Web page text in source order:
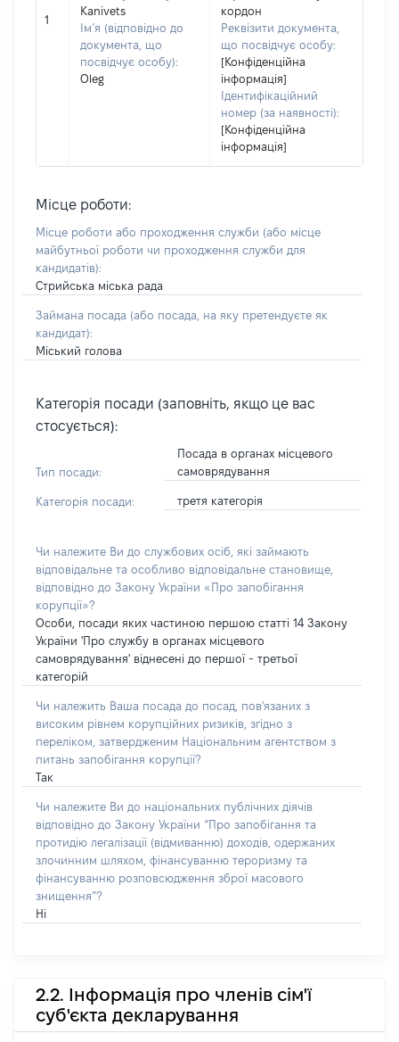
1
Kanivets
Ім’я (відповідно до
документа, що
посвідчує особу):
Oleg
кордон
Реквізити документа,
що посвідчує особу:
[Конфіденційна
інформація]
Ідентифікаційний
номер (за наявності):
[Конфіденційна
інформація]
Місце роботи:
Місце роботи або проходження служби (або місце
майбутньої роботи чи проходження служби для
кандидатів):
Стрийська міська рада
Займана посада (або посада, на яку претендуєте як
кандидат):
Міський голова
Категорія посади (заповніть, якщо це вас
стосується):
Тип посади:
Посада в органах місцевого
самоврядування
Категорія посади: третя категорія
Чи належите Ви до службових осіб, які займають
відповідальне та особливо відповідальне становище,
відповідно до Закону України «Про запобігання
корупції»?
Особи, посади яких частиною першою статті 14 Закону
України 'Про службу в органах місцевого
самоврядування' віднесені до першої - третьої
категорій
Чи належить Ваша посада до посад, пов'язаних з
високим рівнем корупційних ризиків, згідно з
переліком, затвердженим Національним агентством з
питань запобігання корупції?
Так
Чи належите Ви до національних публічних діячів
відповідно до Закону України “Про запобігання та
протидію легалізації (відмиванню) доходів, одержаних
злочинним шляхом, фінансуванню тероризму та
фінансуванню розповсюдження зброї масового
знищення”?
Ні
2.2. Інформація про членів сім'ї
суб'єкта декларування